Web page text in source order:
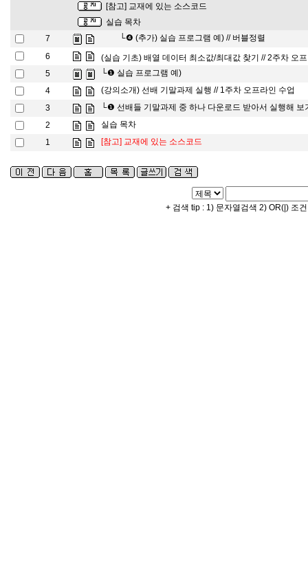
[참고] 교재에 있는 소스코드
실습 목차
7
└❹ (추가) 실습 프로그램 예) // 버블정렬
6
(실습 기초) 배열 데이터 최소값/최대값 찾기 // 2주차 오
5
└❶ 실습 프로그램 예)
4
(강의소개) 선배 기말과제 실행 // 1주차 오프라인 수업
3
└❶ 선배들 기말과제 중 하나 다운로드 받아서 실행해 보
2
실습 목차
1
[참고] 교재에 있는 소스코드
+ 검색 tip : 1) 문자열검색 2) OR(|) 조